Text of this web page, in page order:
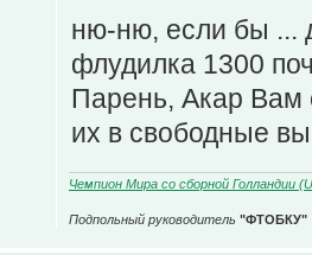
ню-ню, если бы ...
флудилка 1300
Парень, Акар Вам
их в свободные
Чемпион Мира со сборной Голландии
Подпольный руководитель "ФТОБКУ"